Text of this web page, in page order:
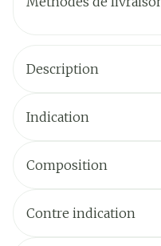
Description
Indication
Composition
Contre indication